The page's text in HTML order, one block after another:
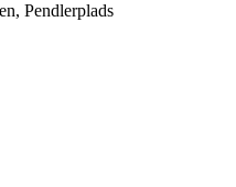
Pendlerplads